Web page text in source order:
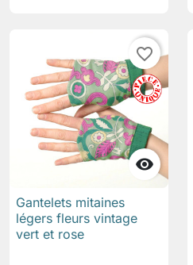

favorite_border
Gantelets mitaines
légers fleurs vintage
vert et rose